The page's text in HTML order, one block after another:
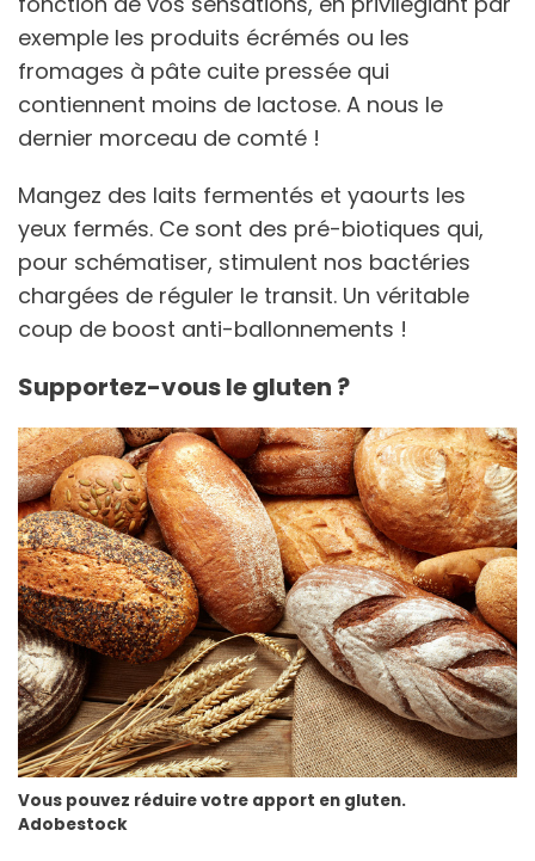
exemple les produits écrémés ou les
fromages à pâte cuite pressée qui
contiennent moins de lactose. A nous le
dernier morceau de comté !
Mangez des laits fermentés et yaourts les
yeux fermés. Ce sont des pré-biotiques qui,
pour schématiser, stimulent nos bactéries
chargées de réguler le transit. Un véritable
coup de boost anti-ballonnements !
Supportez-vous le gluten ?
Vous pouvez réduire votre apport en gluten.
Adobestock